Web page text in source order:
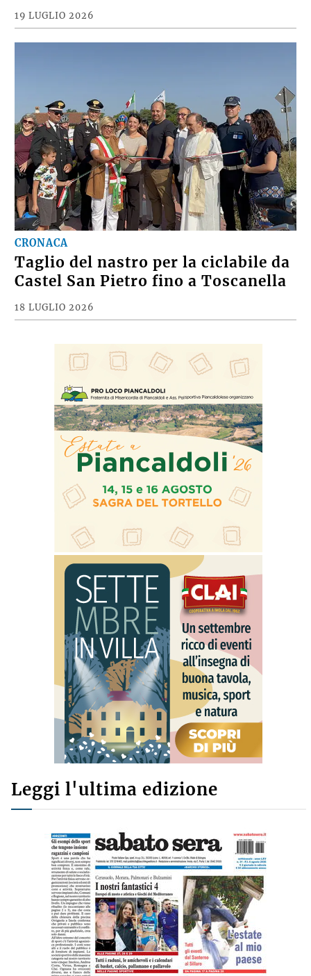
19 LUGLIO 2026
CRONACA
Taglio del nastro per la ciclabile da
Castel San Pietro fino a Toscanella
18 LUGLIO 2026
Leggi l'ultima edizione